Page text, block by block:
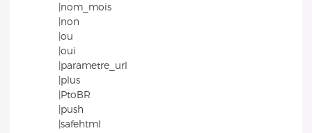
|nom_mois
|non
|ou
|oui
|parametre_url
|plus
|PtoBR
|push
|safehtml